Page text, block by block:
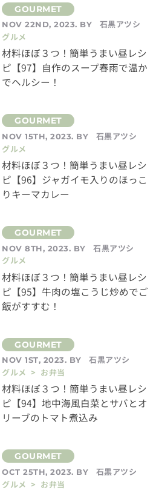
NOV 22ND, 2023. BY
石黒アツシ
グルメ
材料ほぼ３つ！簡単うまい昼レシ
ピ【97】自作のスープ春雨で温か
でヘルシー！
NOV 15TH, 2023. BY
石黒アツシ
グルメ
材料ほぼ３つ！簡単うまい昼レシ
ピ【96】ジャガイモ入りのほっこ
りキーマカレー
NOV 8TH, 2023. BY
石黒アツシ
グルメ
材料ほぼ３つ！簡単うまい昼レシ
ピ【95】牛肉の塩こうじ炒めでご
飯がすすむ！
NOV 1ST, 2023. BY
石黒アツシ
グルメ > お弁当
材料ほぼ３つ！簡単うまい昼レシ
ピ【94】地中海風白菜とサバとオ
リーブのトマト煮込み
OCT 25TH, 2023. BY
石黒アツシ
グルメ > お弁当